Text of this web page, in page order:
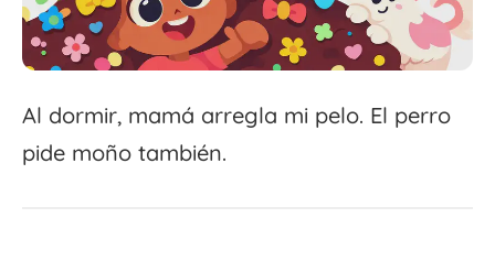
Al dormir, mamá arregla mi pelo. El perro
pide moño también.